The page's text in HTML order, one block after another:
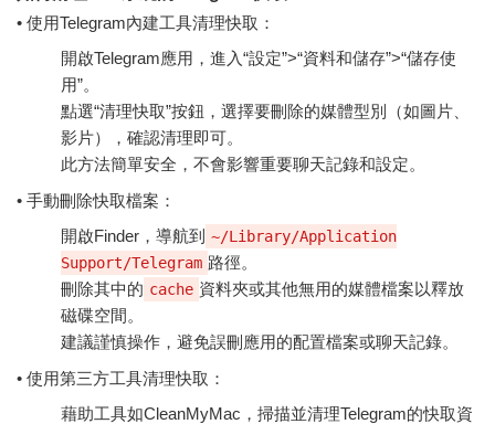
• 使用Telegram內建工具清理快取：
開啟Telegram應用，進入“設定”>“資料和儲存”>“儲存使
用”。
點選“清理快取”按鈕，選擇要刪除的媒體型別（如圖片、
影片），確認清理即可。
此方法簡單安全，不會影響重要聊天記錄和設定。
• 手動刪除快取檔案：
開啟Finder，導航到 ~/Library/Application
Support/Telegram 路徑。
刪除其中的 cache 資料夾或其他無用的媒體檔案以釋放
磁碟空間。
建議謹慎操作，避免誤刪應用的配置檔案或聊天記錄。
• 使用第三方工具清理快取：
藉助工具如CleanMyMac，掃描並清理Telegram的快取資